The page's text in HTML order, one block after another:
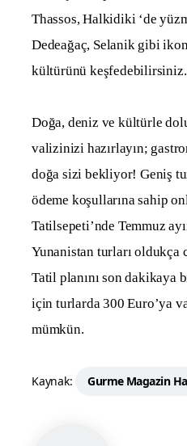
Thassos, Halkidiki ‘de
Dedeağaç, Selanik gibi
kültürünü keşfedebilirsiniz.
Doğa, deniz ve kültürle
valizinizi hazırlayın;
doğa sizi bekliyor! Geniş
ödeme koşullarına sahip
Tatilsepeti’nde Temmuz
Yunanistan turları
Tatil planını son dakikaya
için turlarda 300 Euro’ya
mümkün.
Kaynak: Gurme Magazin